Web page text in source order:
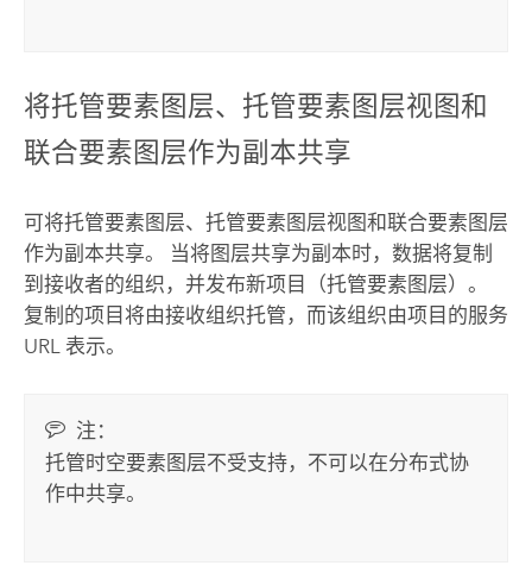
将托管要素图层、托管要素图层视图和
联合要素图层作为副本共享
可将托管要素图层、托管要素图层视图和联合要素图层
作为副本共享。 当将图层共享为副本时，数据将复制
到接收者的组织，并发布新项目（托管要素图层）。
复制的项目将由接收组织托管，而该组织由项目的服务
URL 表示。
注：
托管时空要素图层不受支持，不可以在分布式协
作中共享。